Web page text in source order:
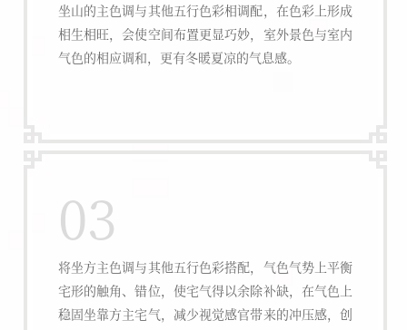
坐山的主色调与其他五行色彩相调配，在色彩上形成
相生相旺，会使空间布置更显巧妙，室外景色与室内
气色的相应调和，更有冬暖夏凉的气息感。
03
将坐方主色调与其他五行色彩搭配，气色气势上平衡
宅形的触角、错位，使宅气得以余除补缺，在气色上
稳固坐靠方主宅气，减少视觉感官带来的冲压感，创